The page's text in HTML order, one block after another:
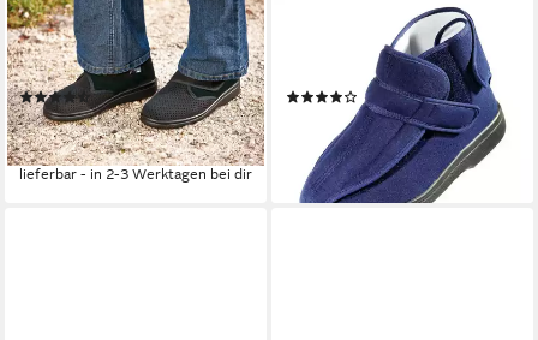
PROMED
München III schwarz
Spezialschuh
(69)
39,99 € UVP109,95 €
-64%
lieferbar - in 2-3 Werktagen bei dir
SaniCabrio DXL Spezialschuh
Spezialschuh, Verbandschuh
(1)
UVP59,99 €
-25%
lieferbar - in 3-4 Werktagen bei dir